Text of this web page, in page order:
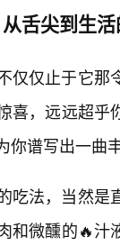
舌尖到生
仅仅止于它
喜，远远超
你谱写出一曲
吃法，当然是
和微醺的🔥